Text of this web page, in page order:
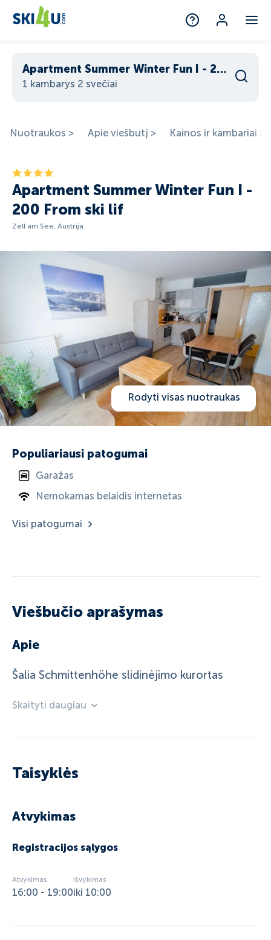
Apartment Summer Winter Fun I - 200 From ski lif
1 kambarys 2 svečiai
Nuotraukos > Apie viešbutį > Kainos ir kambariai >
Apartment Summer Winter Fun I -
200 From ski lif
Zell am See, Austrija
Rodyti visas nuotraukas
Populiariausi patogumai
Garažas
Nemokamas belaidis internetas
Visi patogumai
Viešbučio aprašymas
Apie
Šalia Schmittenhöhe slidinėjimo kurortas
Skaityti daugiau
Taisyklės
Atvykimas
Registracijos sąlygos
Atvykimas
16:00 - 19:00
Išvykimas
iki 10:00